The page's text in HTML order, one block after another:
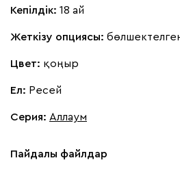
Кепілдік: 18 ай
Жеткізу опциясы:
Цвет: қоңыр
Ел: Ресей
Серия: Аллаум
Пайдалы файлдар